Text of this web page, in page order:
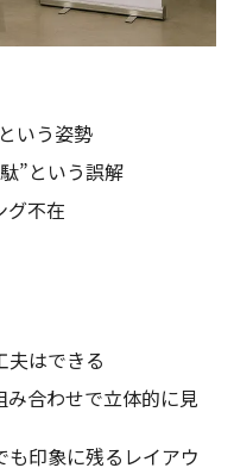
いう姿勢
”という誤解
グ不在
夫はできる
み合わせで立体的に見
印象に残るレイアウ